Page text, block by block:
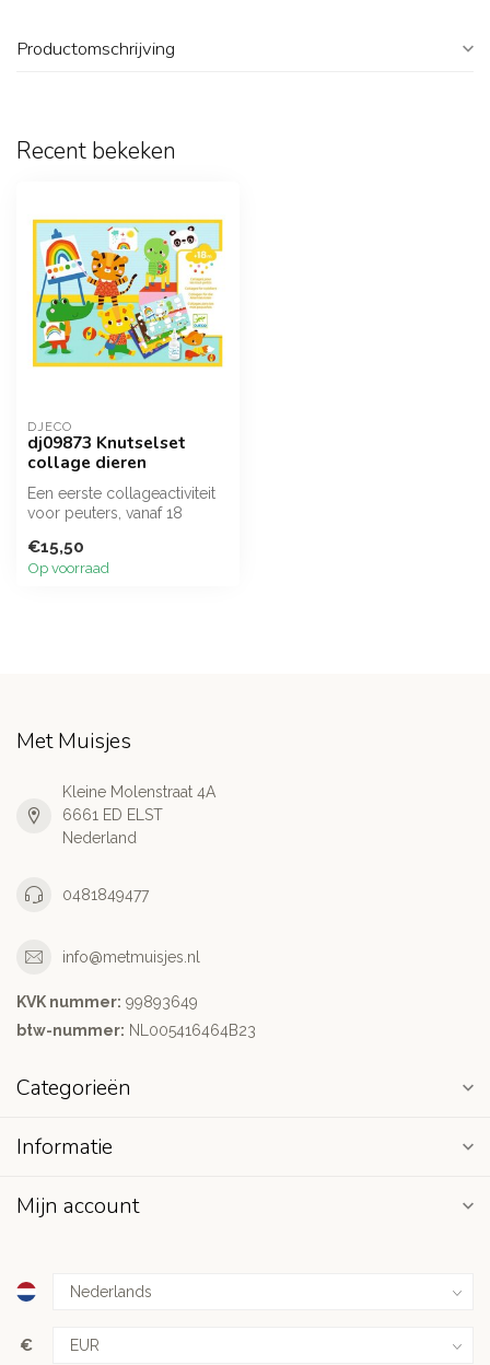
Productomschrijving
Recent bekeken
DJECO
dj09873 Knutselset
collage dieren
Een eerste collageactiviteit
voor peuters, vanaf 18
ge...
€15,50
Op voorraad
Met Muisjes
Kleine Molenstraat 4A
6661 ED ELST
Nederland
0481849477
info@metmuisjes.nl
KVK nummer: 99893649
btw-nummer: NL005416464B23
Categorieën
Informatie
Mijn account
€